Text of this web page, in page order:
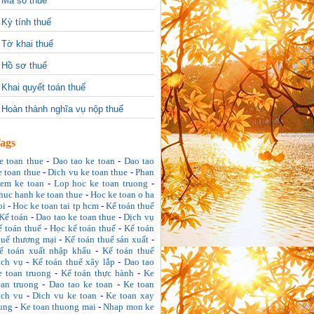
Kỳ tính thuế
Tờ khai thuế
Hồ sơ thuế
Khai quyết toán thuế
Hoàn thành nghĩa vụ nộp thuế
toan thue- Dao tao ke toan - Dao tao
toan thue-Dich vu ke toan thue -Phan
ke toan - Lop hoc ke toan truong -
hanh ke toan thue - Hoc ke toan o ha
-Hoc ke toan tai tp hcm- Kế toán thuế
toán -Dao tao ke toan thue -Dịch vụ
toán thuế- Học kế toán thuế -Kế toán
thương mại -Kế toán thuế sản xuất -
toán xuất nhập khẩu - Kế toán thuế
vụ - Kế toán thuế xây lắp - Dao tao
toan truong - Kế toán thực hành -Ke
truong - Dao tao ke toan - Ke toan
vu -Dich vu ke toan -Ke toan xay
- Ke toan thuong mai -Nhap mon ke